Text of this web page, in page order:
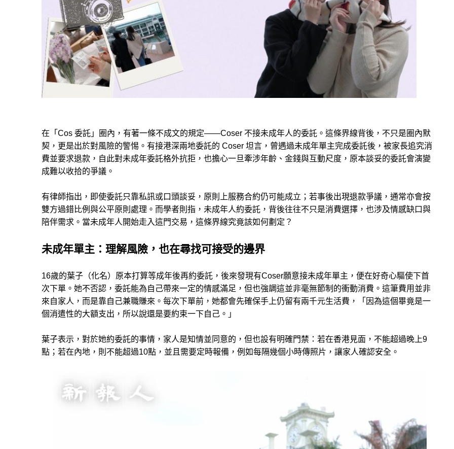
在「Cos 委託」圈內，有著一條不成文的規定——Coser 不接未成年人的委託。這條界線背後，不只是圈內默
契，更是出於對風險的警惕。有接港深兩地委託的 Coser 坦言，曾遇過未成年單主完成委託後，被家長追究消
費並要求退款，自此對未成年委託格外抗拒，也擔心一旦牽涉年齡、金錢與互動尺度，原本談妥的委託會演變
成難以收拾的爭議。
有律師指出，即使委託只靠私訊或口頭談妥，原則上服務合約仍可能成立；若事後出現退款爭議，通常亦會按
雙方過錯比例與公平原則處理。而學者則指，未成年人約委託，背後往往不只是消費選擇，也涉及情感缺口與
陪伴需求。當未成年人開始走入這門交易，這條界線究竟該如何劃定？
未成年單主：理解風險，也在尋找可接受的邊界
16歲的葉子（化名）原本打算等成年後再約委託，後來發現有Coser願意接未成年單主，便在好奇心驅使下首
次下單。她不否認，委託能為自己帶來一定的情感滿足，但也強調這並非毫無節制的衝動消費。這筆費用並非
來自家人，而是靠自己兼職賺來。每次下單前，她都會先確保手上仍留有兩千元生活費，「因為這個畢竟是一
個消遣性的大額支出，所以說還是要約束一下自己。」
葉子表示，對於她約委託的事情，家人是知情並同意的，但也設有明確門禁：若在香港見面，不能超過晚上9
點；若在內地，則不能超過10點，並且需要定時報備，例如每隔幾個小時傳照片，讓家人確認安全。